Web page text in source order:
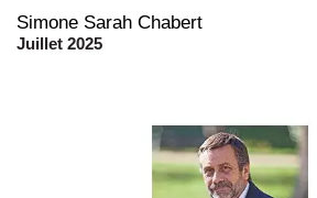
Simone Sarah Chabert
Juillet 2025